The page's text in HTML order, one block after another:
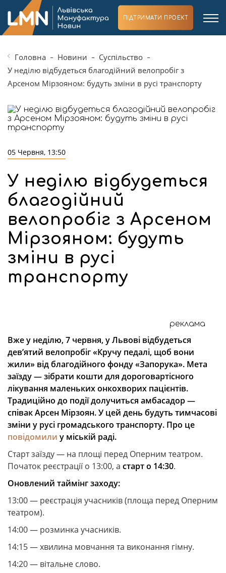
ПІДТРИМАТИ ПРОЕКТ
Головна Новини
Суспільство
У неділю відбудеться благодійний велопробіг з
Арсеном Мірзояном: будуть зміни в русі транспорту
05 Червня, 13:50
У неділю відбудеться
благодійний
велопробіг з Арсеном
Мірзояном: будуть
зміни в русі
транспорту
реклама
Вже у неділю, 7 червня, у Львові відбудеться
дев’ятий велопробіг «Кручу педалі, щоб вони
жили» від благодійного фонду «Запорука». Мета
заїзду — зібрати кошти для дороговартісного
лікування маленьких онкохворих пацієнтів.
Традиційно до події долучиться амбасадор —
співак Арсен Мірзоян. У цей день будуть тимчасові
зміни у русі громадського транспорту. Про це
повідомили у міській раді.
Старт заїзду — на площі перед Оперним театром.
Початок реєстрації о 13:00, а старт о 14:30.
Оновлений таймінг заходу:
13:00 — реєстрація учасників (площа перед Оперним
театром).
14:00 — розминка учасників.
14:15 — хвилина мовчання та виконання гімну.
14:20 — вітальне слово.